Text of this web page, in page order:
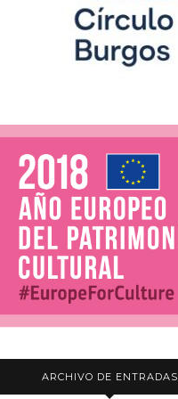
ARCHIVO DE ENTRADAS